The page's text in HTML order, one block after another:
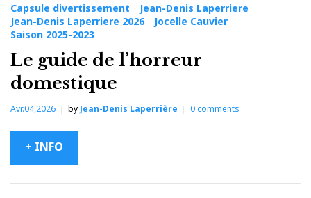
Capsule divertissement
Jean-Denis Laperriere
Jean-Denis Laperriere 2026
Jocelle Cauvier
Saison 2025-2023
Le guide de l’horreur
domestique
Avr.04,2026 by Jean-Denis Laperrière 0comments
+ INFO